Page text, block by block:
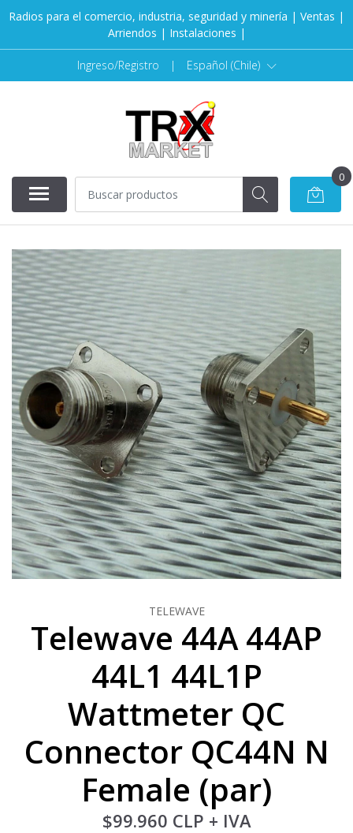
Radios para el comercio, industria, seguridad y minería | Ventas |
Arriendos | Instalaciones |
Ingreso/Registro | Español (Chile)
0
TELEWAVE
Telewave 44A 44AP
44L1 44L1P
Wattmeter QC
Connector QC44N N
Female (par)
$99.960 CLP + IVA